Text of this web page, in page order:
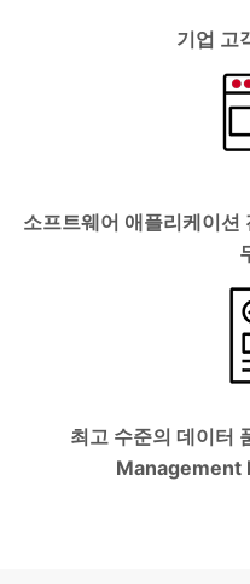
기업 고
소프트웨어 애플리케이
최고 수준의 데이터
Management